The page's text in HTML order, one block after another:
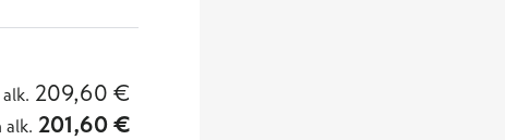
alk. 209,60 €
alk. 201,60€